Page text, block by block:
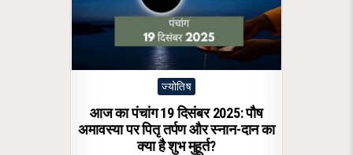
Posted
ज्योतिष
आज का पंचांग 19 दिसंबर 2025: पौष
अमावस्या पर पितृ तर्पण और स्नान-दान का
क्या है शुभ मुहूर्त?